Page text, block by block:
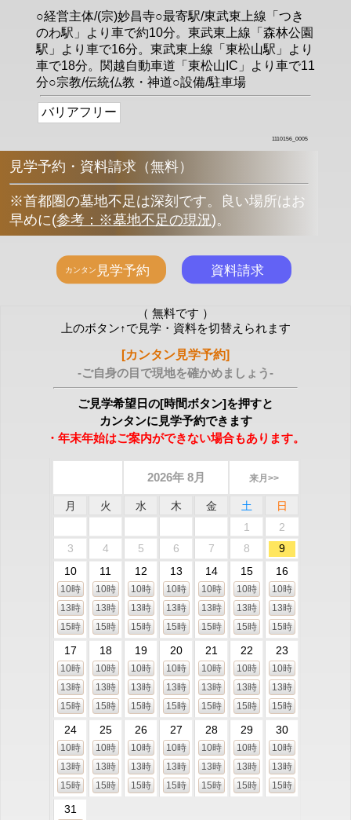
○経営主体/(宗)妙昌寺○最寄駅/東武東上線「つき
のわ駅」より車で約10分。東武東上線「森林公園
駅」より車で16分。東武東上線「東松山駅」より
車で18分。関越自動車道「東松山IC」より車で11
分○宗教/伝統仏教・神道○設備/駐車場
バリアフリー
1110156_0005
見学予約・資料請求（無料）
※首都圏の墓地不足は深刻です。良い場所はお
早めに(参考：※墓地不足の現況)。
（ 無料です ）
上のボタン↑で見学・資料を切替えられます
[カンタン見学予約]
-ご自身の目で現地を確かめましょう-
ご見学希望日の[時間ボタン]を押すと
カンタンに見学予約できます
・年末年始はご案内ができない場合もあります。
2026年 8月 来月>>
月 火 水 木 金 土
日
1
2
3
4 5 6 7 8
9
10
10時
13時
15時
11
10時
13時
15時
12
10時
13時
15時
13
10時
13時
15時
14
10時
13時
15時
15
10時
13時
15時
16
10時
13時
15時
17
10時
13時
15時
18
10時
13時
15時
19
10時
13時
15時
20
10時
13時
15時
21
10時
13時
15時
22
10時
13時
15時
23
10時
13時
15時
24
10時
13時
15時
25
10時
13時
15時
26
10時
13時
15時
27
10時
13時
15時
28
10時
13時
15時
29
10時
13時
15時
30
10時
13時
15時
31